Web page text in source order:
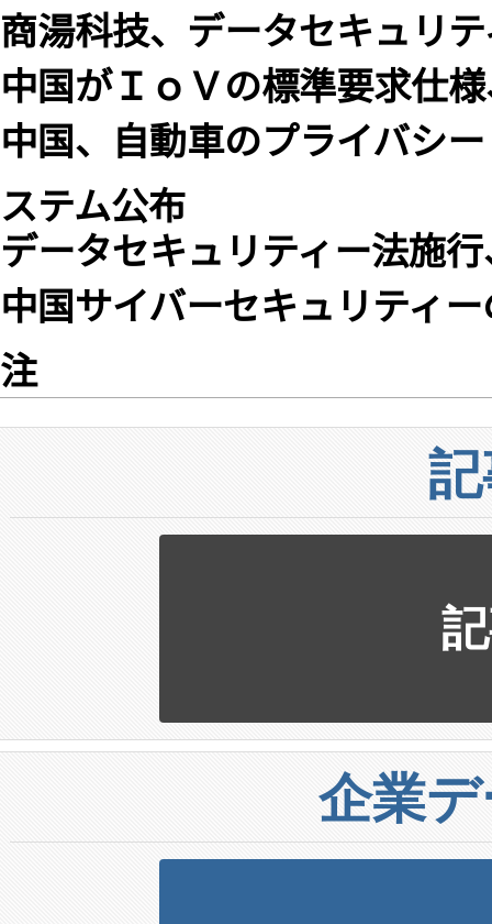
商湯科技、データセキュリ
中国がＩｏＶの標準要求仕
中国、自動車のプライバシ
ステム公布
データセキュリティー法施
中国サイバーセキュリティ
注
企業